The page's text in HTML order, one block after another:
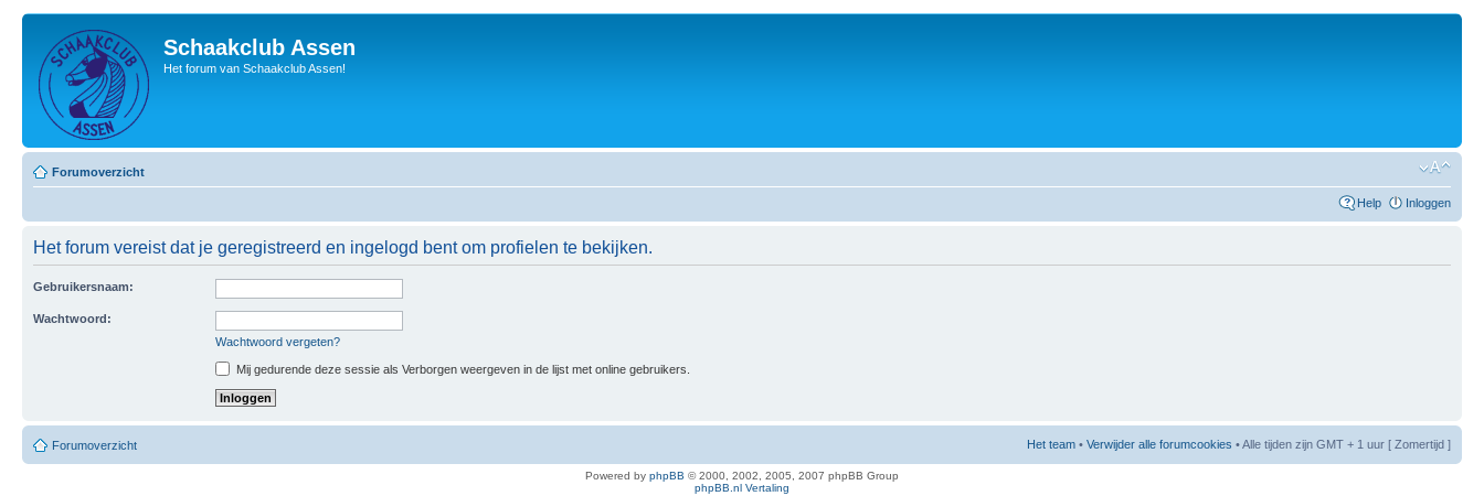
Schaakclub Assen
Het forum van Schaakclub Assen!
Forumoverzicht
Help Inloggen
Het forum vereist dat je geregistreerd en ingelogd bent om profielen te bekijken.
Gebruikersnaam:
Wachtwoord:
Wachtwoord vergeten?
Mij gedurende deze sessie als Verborgen weergeven in de lijst met online gebruikers.
Forumoverzicht Het team • Verwijder alle forumcookies • Alle tijden zijn GMT + 1 uur [ Zomertijd ]
Powered by phpBB © 2000, 2002, 2005, 2007 phpBB Group
phpBB.nl Vertaling